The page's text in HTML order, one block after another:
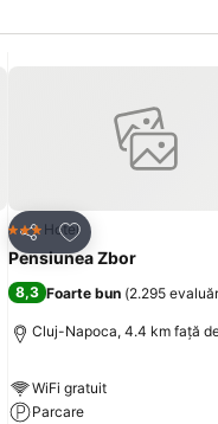
Distribuiți
Adăugaţi la
3 SteleHotel
Pensiunea Zbor
8,3 Foarte bun (2.295
Cluj-Napoca, 4.4 km faţă
WiFi gratuit
Parcare